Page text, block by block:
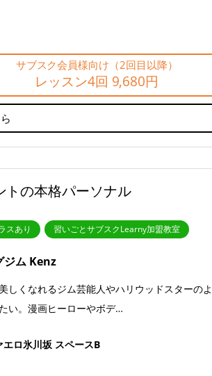
サブスク会員様向け（2回目以降）
レッスン4回 9,680円
トの本格パーソナル
スあり 習いごとサブスクLearny加盟教室
ジム Kenz
しくなれるジム芸能人やハリウッドスターのよ
い。漫画ヒーローやボデ…
ロ氷川坂 スペースB